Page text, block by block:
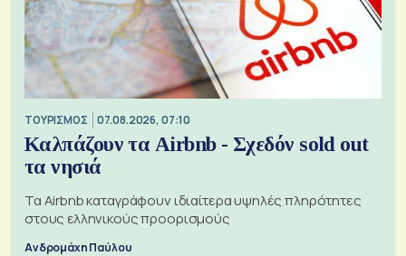
ΤΟΥΡΙΣΜΟΣ 07.08.2026, 07:10
Καλπάζουν τα Airbnb - Σχεδόν sold out
τα νησιά
Τα Airbnb καταγράφουν ιδιαίτερα υψηλές πληρότητες
στους ελληνικούς προορισμούς
Ανδρομάχη Παύλου